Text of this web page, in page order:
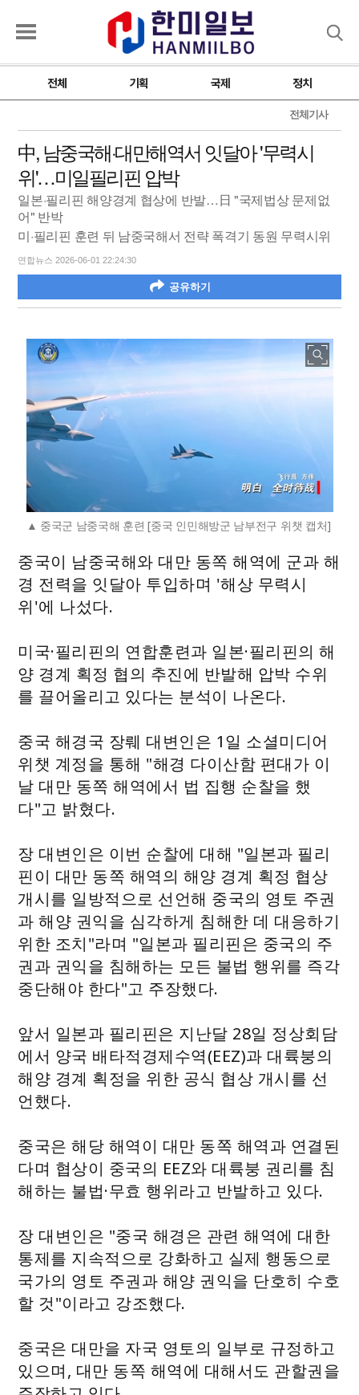
전체 기획 국제 정치
전체기사
中, 남중국해·대만해역서 잇달아 '무력시
위'…미일필리핀 압박
일본·필리핀 해양경계 협상에 반발…日 "국제법상 문제없
어" 반박
미·필리핀 훈련 뒤 남중국해서 전략 폭격기 동원 무력시위
연합뉴스 2026-06-01 22:24:30
공유하기
중국군 남중국해 훈련 [중국 인민해방군 남부전구 위챗 캡처]
중국이 남중국해와 대만 동쪽 해역에 군과 해
경 전력을 잇달아 투입하며 '해상 무력시
위'에 나섰다.
미국·필리핀의 연합훈련과 일본·필리핀의 해
양 경계 획정 협의 추진에 반발해 압박 수위
를 끌어올리고 있다는 분석이 나온다.
중국 해경국 장뤠 대변인은 1일 소셜미디어
위챗 계정을 통해 "해경 다이산함 편대가 이
날 대만 동쪽 해역에서 법 집행 순찰을 했
다"고 밝혔다.
장 대변인은 이번 순찰에 대해 "일본과 필리
핀이 대만 동쪽 해역의 해양 경계 획정 협상
개시를 일방적으로 선언해 중국의 영토 주권
과 해양 권익을 심각하게 침해한 데 대응하기
위한 조치"라며 "일본과 필리핀은 중국의 주
권과 권익을 침해하는 모든 불법 행위를 즉각
중단해야 한다"고 주장했다.
앞서 일본과 필리핀은 지난달 28일 정상회담
에서 양국 배타적경제수역(EEZ)과 대륙붕의
해양 경계 획정을 위한 공식 협상 개시를 선
언했다.
중국은 해당 해역이 대만 동쪽 해역과 연결된
다며 협상이 중국의 EEZ와 대륙붕 권리를 침
해하는 불법·무효 행위라고 반발하고 있다.
장 대변인은 "중국 해경은 관련 해역에 대한
통제를 지속적으로 강화하고 실제 행동으로
국가의 영토 주권과 해양 권익을 단호히 수호
할 것"이라고 강조했다.
중국은 대만을 자국 영토의 일부로 규정하고
있으며, 대만 동쪽 해역에 대해서도 관할권을